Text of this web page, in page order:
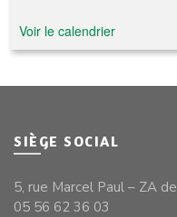
Voir le calendrier
SIÈGE SOCIAL
5, rue Marcel Paul – ZA
05 56 62 36 03